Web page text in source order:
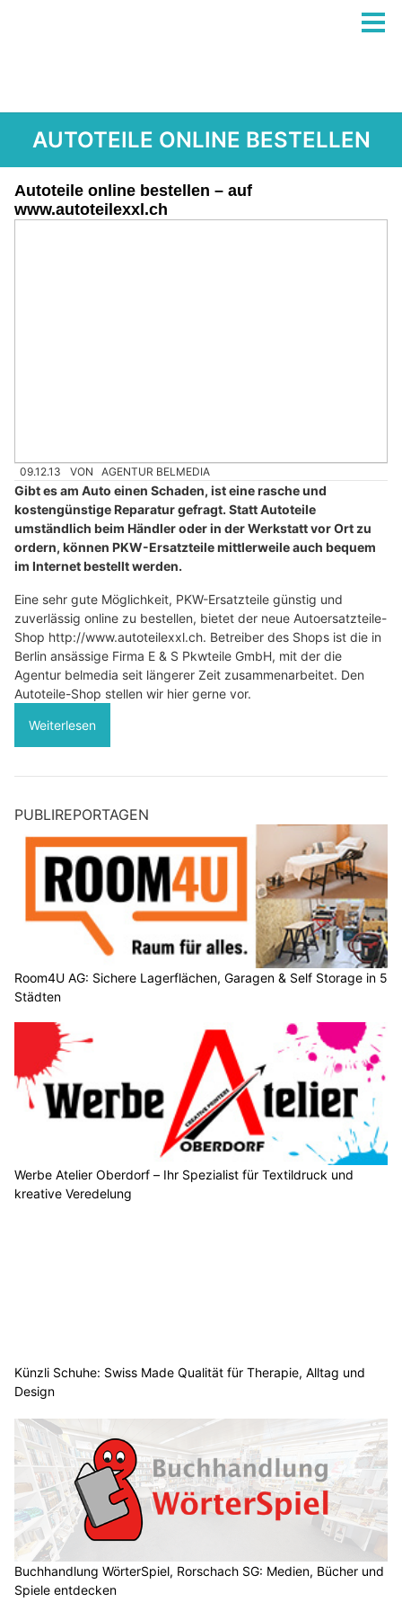
AUTOTEILE ONLINE BESTELLEN
Autoteile online bestellen – auf
www.autoteilexxl.ch
09.12.13 VON AGENTUR BELMEDIA
Gibt es am Auto einen Schaden, ist eine rasche und
kostengünstige Reparatur gefragt. Statt Autoteile
umständlich beim Händler oder in der Werkstatt vor Ort zu
ordern, können PKW-Ersatzteile mittlerweile auch bequem
im Internet bestellt werden.
Eine sehr gute Möglichkeit, PKW-Ersatzteile günstig und
zuverlässig online zu bestellen, bietet der neue Autoersatzteile-
Shop http://www.autoteilexxl.ch. Betreiber des Shops ist die in
Berlin ansässige Firma E & S Pkwteile GmbH, mit der die
Agentur belmedia seit längerer Zeit zusammenarbeitet. Den
Autoteile-Shop stellen wir hier gerne vor.
Weiterlesen
PUBLIREPORTAGEN
Room4U AG: Sichere Lagerflächen, Garagen & Self Storage in 5
Städten
Werbe Atelier Oberdorf – Ihr Spezialist für Textildruck und
kreative Veredelung
Künzli Schuhe: Swiss Made Qualität für Therapie, Alltag und
Design
Buchhandlung WörterSpiel, Rorschach SG: Medien, Bücher und
Spiele entdecken